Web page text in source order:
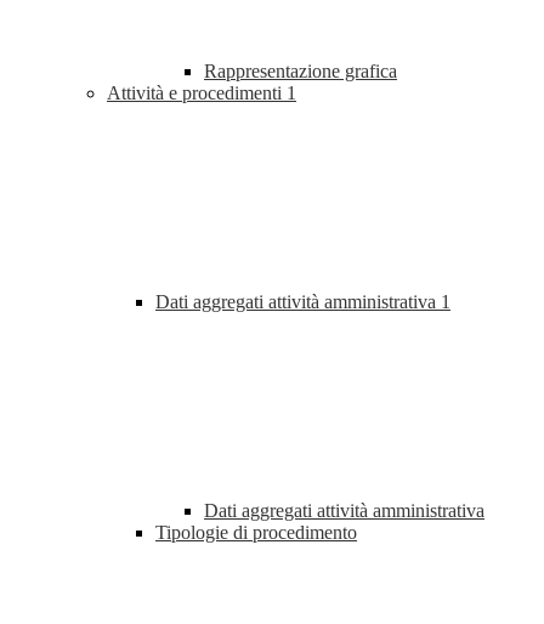
Rappresentazione grafica
Attività e procedimenti 1
Dati aggregati attività amministrativa 1
Dati aggregati attività amministrativa
Tipologie di procedimento